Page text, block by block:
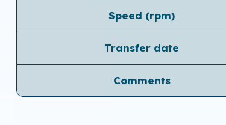
Speed ​​(rpm)
Transfer date
Comments